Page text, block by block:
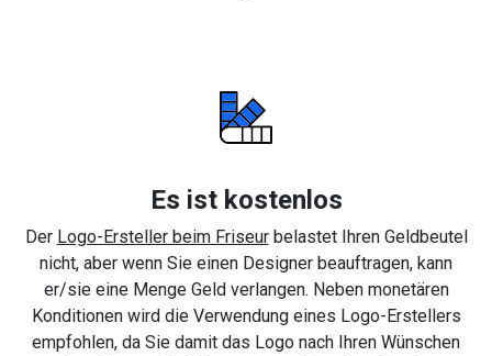
Es ist kostenlos
Der Logo-Ersteller beim Friseurbelastet Ihren Geldbeutel
nicht, aber wenn Sie einen Designer beauftragen, kann
er/sie eine Menge Geld verlangen. Neben monetären
Konditionen wird die Verwendung eines Logo-Erstellers
empfohlen, da Sie damit das Logo nach Ihren Wünschen